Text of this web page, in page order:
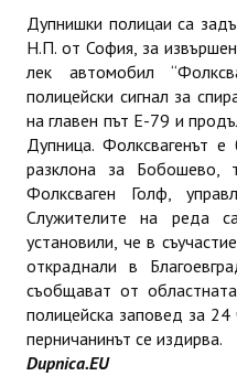
СВОБОДНИ РАБОТНИ
Дупнишки полицаи са
Н.П. от София, за
лек автомобил
полицейски сигнал за
на главен път Е-79 и
Дупница. Фолксвагенът
разклона за Бобошево,
Фолксваген Голф,
Служителите на реда
установили, че в
откраднали в
съобщават от
полицейска заповед за
перничанинът се издирва.
Dupnica.EU